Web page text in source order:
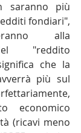
saranno più
fondiari",
alla
"reddito
che la
più sul
economico
(ricavi meno